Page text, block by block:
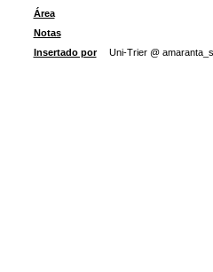
Área
Notas
Insertado por
Uni-Trier @